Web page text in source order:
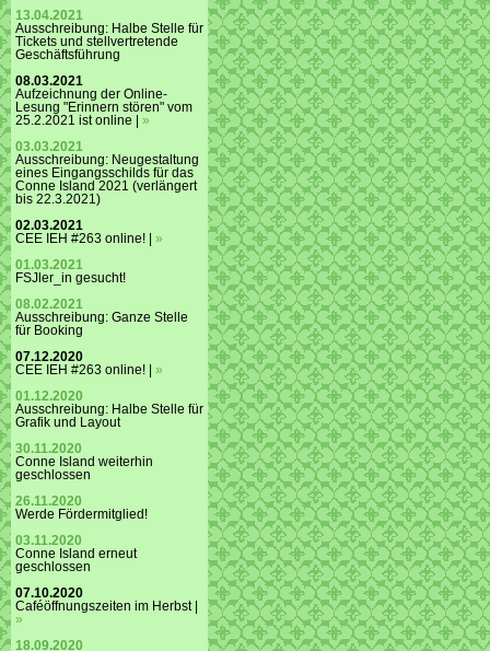
13.04.2021
Ausschreibung: Halbe Stelle für
Tickets und stellvertretende
Geschäftsführung
08.03.2021
Aufzeichnung der Online-
Lesung "Erinnern stören" vom
25.2.2021 ist online | »
03.03.2021
Ausschreibung: Neugestaltung
eines Eingangsschilds für das
Conne Island 2021 (verlängert
bis 22.3.2021)
02.03.2021
CEE IEH #263 online! | »
01.03.2021
FSJler_in gesucht!
08.02.2021
Ausschreibung: Ganze Stelle
für Booking
07.12.2020
CEE IEH #263 online! | »
01.12.2020
Ausschreibung: Halbe Stelle für
Grafik und Layout
30.11.2020
Conne Island weiterhin
geschlossen
26.11.2020
Werde Fördermitglied!
03.11.2020
Conne Island erneut
geschlossen
07.10.2020
Caféöffnungszeiten im Herbst |
»
18.09.2020